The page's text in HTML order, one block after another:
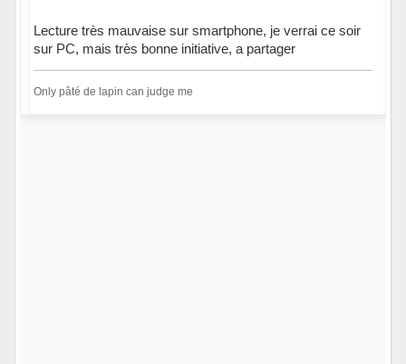
Lecture très mauvaise sur smartphone, je verrai ce soir
sur PC, mais très bonne initiative, a partager
Only pâté de lapin can judge me